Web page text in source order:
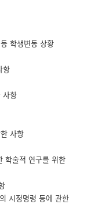
학생변동 상황
항
사항
사항
학술적 연구를 위한
시정명령 등에 관한